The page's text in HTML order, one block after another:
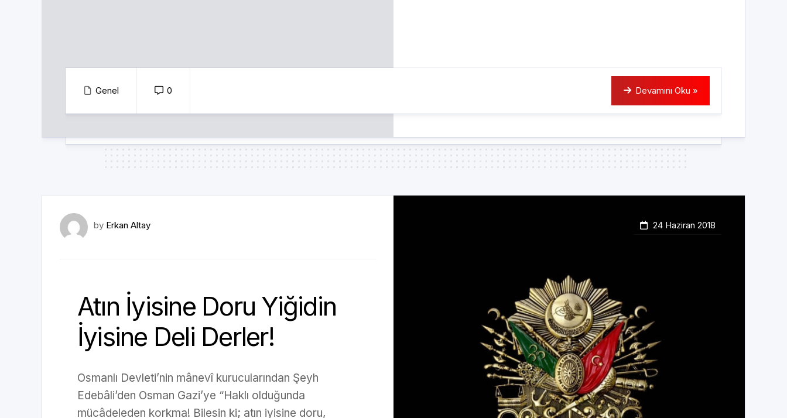
Genel 0 Devamını Oku »
24 Haziran 2018
by Erkan Altay
Atın İyisine Doru Yiğidin
İyisine Deli Derler!
Osmanlı Devleti’nin mânevî kurucularından Şeyh
Edebâli’den Osman Gazi’ye “Haklı olduğunda
mücâdeleden korkma! Bilesin ki; atın iyisine doru,